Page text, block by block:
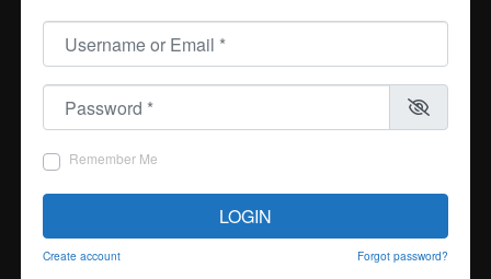
Username or Email
Password
Remember Me
LOGIN
Create account Forgot password?